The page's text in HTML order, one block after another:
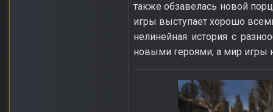
также обзавелась новой
игры выступает хорошо
нелинейная история с
новыми героями, а мир игры